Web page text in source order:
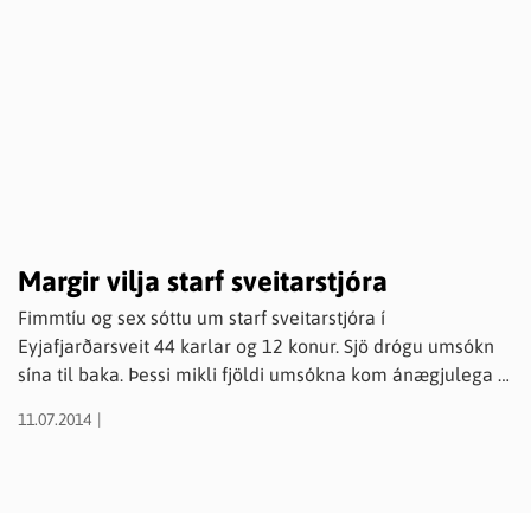
Margir vilja starf sveitarstjóra
Fimmtíu og sex sóttu um starf sveitarstjóra í
Eyjafjarðarsveit 44 karlar og 12 konur. Sjö drógu umsókn
sína til baka. Þessi mikli fjöldi umsókna kom ánægjulega á
að búa og starfa. Hér að neðan er nafnalisti umsækjenda í
11.07.2014